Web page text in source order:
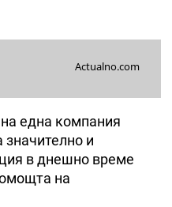
Actualno.com
една компания
значително и
в днешно време
на